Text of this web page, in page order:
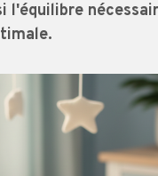
l'équilibre